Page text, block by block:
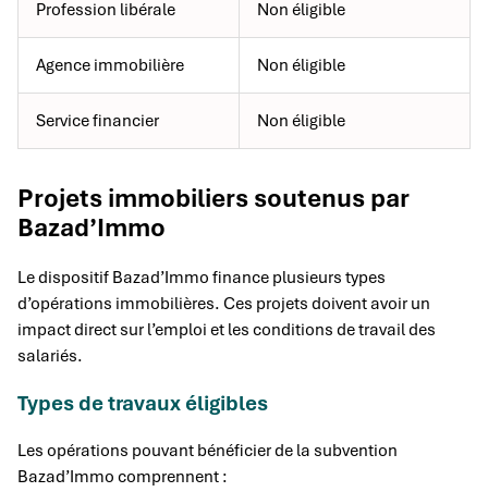
Profession libérale Non éligible
Agence immobilière Non éligible
Service financier Non éligible
Projets immobiliers soutenus par
Bazad’Immo
Le dispositif Bazad’Immo finance plusieurs types
d’opérations immobilières. Ces projets doivent avoir un
impact direct sur l’emploi et les conditions de travail des
salariés.
Types de travaux éligibles
Les opérations pouvant bénéficier de la subvention
Bazad’Immo comprennent :